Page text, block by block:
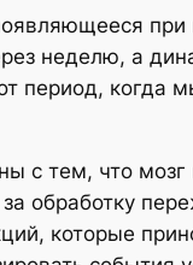
неделю, а
период, когда
с тем, что
обработку
которые